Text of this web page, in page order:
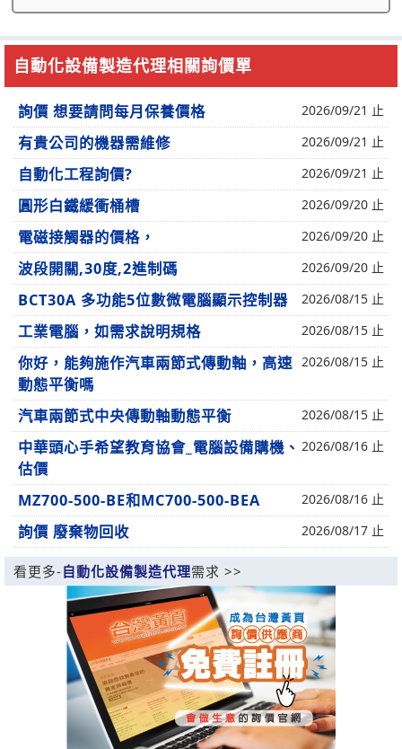
自動化設備製造代理相關詢價單
詢價 想要請問每月保養價格 2026/09/21 止
有貴公司的機器需維修 2026/09/21 止
自動化工程詢價? 2026/09/21 止
圓形白鐵緩衝桶槽 2026/09/20 止
電磁接觸器的價格， 2026/09/20 止
波段開關,30度,2進制碼 2026/09/20 止
BCT30A 多功能5位數微電腦顯示控制器 2026/08/15 止
工業電腦，如需求說明規格 2026/08/15 止
你好，能夠施作汽車兩節式傳動軸，高速
動態平衡嗎
2026/08/15 止
汽車兩節式中央傳動軸動態平衡 2026/08/15 止
中華頭心手希望教育協會_電腦設備購機、
估價
2026/08/16 止
MZ700-500-BE和MC700-500-BEA 2026/08/16 止
詢價 廢棄物回收 2026/08/17 止
看更多-自動化設備製造代理需求 >>